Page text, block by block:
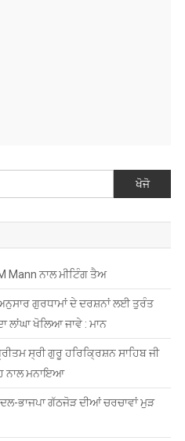
ਖੋਜੋ
Mann ਨਾਲ ਮੀਟਿੰਗ ਤੈਅ
ਗੁਰਧਾਮਾਂ ਦੇ ਦਰਸ਼ਨਾਂ ਲਈ ਤੁਰੰਤ
ਲਾਂਘਾ ਖੋਲਿਆ ਜਾਵੇ : ਮਾਨ
ਸ੍ਰੀ ਗੁਰੂ ਹਰਿਕ੍ਰਿਸ਼ਨ ਸਾਹਿਬ ਜੀ
ਨਾਲ ਮਨਾਇਆ
ਭਾਜਪਾ ਗੱਠਜੋੜ ਦੀਆਂ ਚਰਚਾਵਾਂ ਮੁੜ